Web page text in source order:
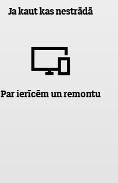
Ja kaut kas nestrādā
Par ierīcēm un remontu